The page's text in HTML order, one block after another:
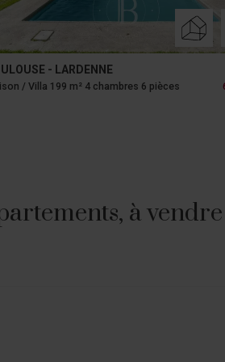
- LARDENNE
/ Villa 199 m² 4 chambres 6 pièces
à